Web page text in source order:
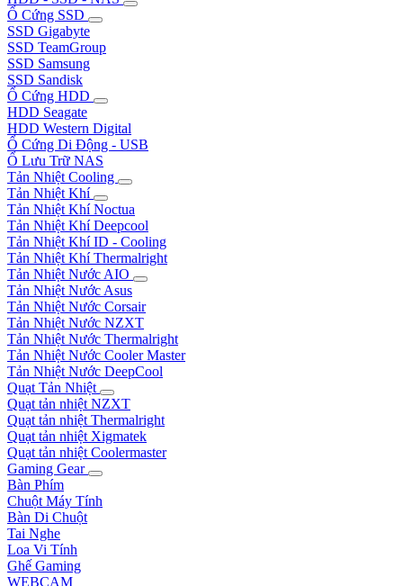
Ổ Cứng SSD
SSD Gigabyte
SSD TeamGroup
SSD Samsung
SSD Sandisk
Ổ Cứng HDD
HDD Seagate
HDD Western Digital
Ổ Cứng Di Động - USB
Ổ Lưu Trữ NAS
Tản Nhiệt Cooling
Tản Nhiệt Khí
Tản Nhiệt Khí Noctua
Tản Nhiệt Khí Deepcool
Tản Nhiệt Khí ID - Cooling
Tản Nhiệt Khí Thermalright
Tản Nhiệt Nước AIO
Tản Nhiệt Nước Asus
Tản Nhiệt Nước Corsair
Tản Nhiệt Nước NZXT
Tản Nhiệt Nước Thermalright
Tản Nhiệt Nước Cooler Master
Tản Nhiệt Nước DeepCool
Quạt Tản Nhiệt
Quạt tản nhiệt NZXT
Quạt tản nhiệt Thermalright
Quạt tản nhiệt Xigmatek
Quạt tản nhiệt Coolermaster
Gaming Gear
Bàn Phím
Chuột Máy Tính
Bàn Di Chuột
Tai Nghe
Loa Vi Tính
Ghế Gaming
WEBCAM